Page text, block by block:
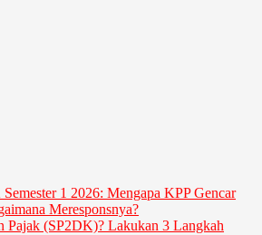
1 2026: Mengapa KPP Gencar
Meresponsnya?
Pajak (SP2DK)? Lakukan 3 Langkah